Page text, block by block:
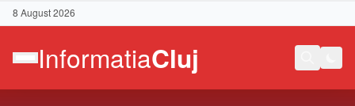
8 August 2026